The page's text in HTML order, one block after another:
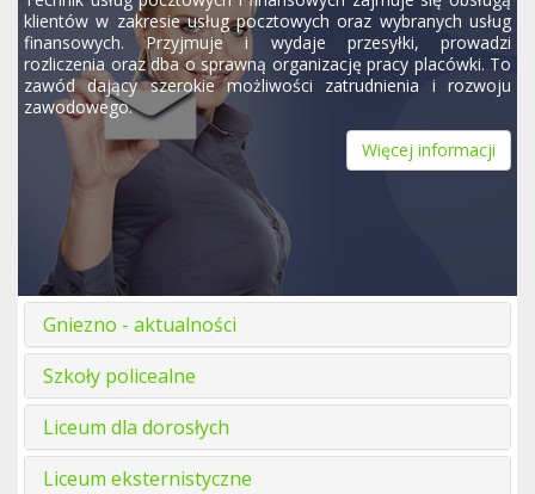
klientów w zakresie usług pocztowych oraz wybranych usług
finansowych. Przyjmuje i wydaje przesyłki, prowadzi
rozliczenia oraz dba o sprawną organizację pracy placówki. To
zawód dający szerokie możliwości zatrudnienia i rozwoju
zawodowego.
Więcej informacji
Gniezno - aktualności
Szkoły policealne
Liceum dla dorosłych
Liceum eksternistyczne